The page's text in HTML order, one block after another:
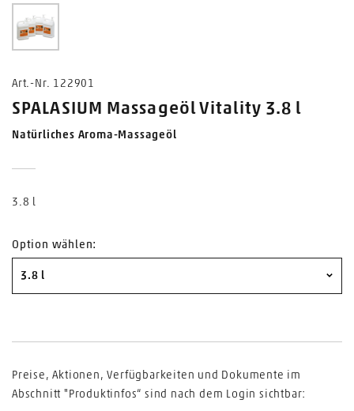
0
Art.-Nr. 122901
SPALASIUM Massageöl Vitality 3.8 l
Natürliches Aroma-Massageöl
3.8 l
Option wählen:
3.8 l
Preise, Aktionen, Verfügbarkeiten und Dokumente im
Abschnitt "Produktinfos“ sind nach dem Login sichtbar: